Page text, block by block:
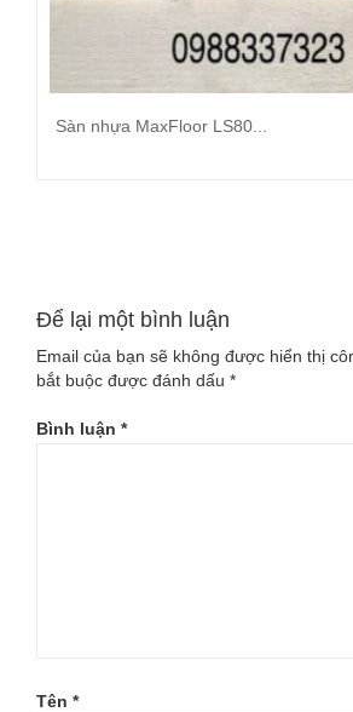
Sàn nhựa MaxFloor LS80...
Để lại một bình luận
Email của bạn sẽ không được hiển thị
bắt buộc được đánh dấu *
Bình luận *
Tên *